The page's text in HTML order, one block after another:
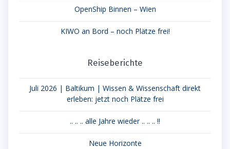
OpenShip Binnen – Wien
KIWO an Bord – noch Plätze frei!
Reiseberichte
Juli 2026 | Baltikum | Wissen & Wissenschaft direkt
erleben: jetzt noch Plätze frei
.. .. .. alle Jahre wieder .. .. .. !!
Neue Horizonte